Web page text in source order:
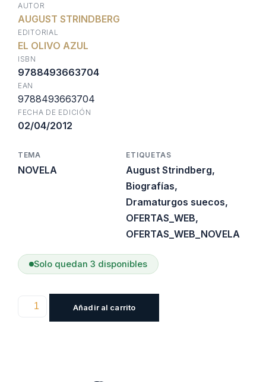
original
era:
$25.900.
AUTOR
AUGUST STRINDBERG
EDITORIAL
EL OLIVO AZUL
ISBN
9788493663704
EAN
9788493663704
FECHA DE EDICIÓN
02/04/2012
TEMA
NOVELA
ETIQUETAS
August Strindberg,
Biografías,
Dramaturgos suecos,
OFERTAS_WEB,
OFERTAS_WEB_NOVELA
Solo quedan 3 disponibles
Alegato
Añadir al carrito